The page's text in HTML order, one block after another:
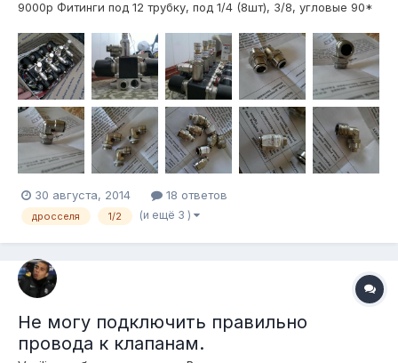
9000р Фитинги под 12 трубку, под 1/4 (8шт), 3/8, угловые 90*
прямых переходника 3/8-3/8, 2 переходника 3/8-1/4, 2шт
проходных фитингов 12 трубка Дросселя под 1/2 с проходным
12мм д...
30 августа, 2014 18 ответов
дросселя 1/2 (и ещё 3 )
Не могу подключить правильно
провода к клапанам.